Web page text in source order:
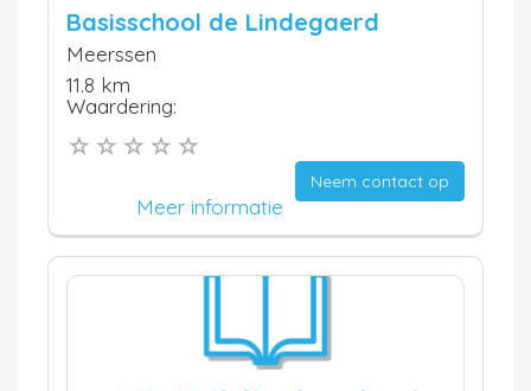
Basisschool de Lindegaerd
Meerssen
11.8 km
Waardering:
Neem contact op
Meer informatie